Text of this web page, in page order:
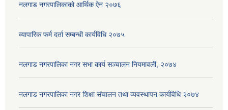
नलगाड नगरपालिकाको आर्थिक ऐन २०७६
व्यापारिक फर्म दर्ता सम्बन्धी कार्यविधि २०७५
नलगाड नगरपालिका नगर सभा कार्य सञ्‍चालन नियमावली, २०७४
नलगाड नगरपालिका नगर शिक्षा संचालन तथा व्यवस्थापन कार्यविधि २०७४